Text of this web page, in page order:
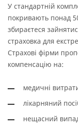
У стандартній
покривають понад
збираєтеся
страховка для
Страхові фірми
компенсацію на:
медичні
лікарняний
нещасний